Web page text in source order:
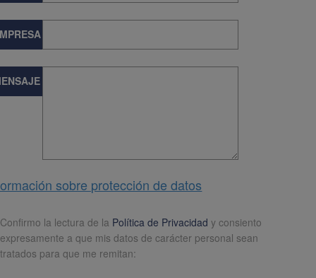
sobre protección de datos
Confirmo la lectura de la Política de Privacidad y consiento
expresamente a que mis datos de carácter personal sean
tratados para que me remitan: